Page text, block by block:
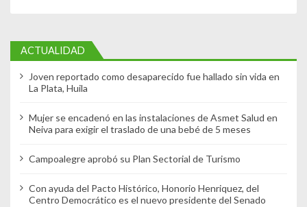
ACTUALIDAD
Joven reportado como desaparecido fue hallado sin vida en
La Plata, Huila
Mujer se encadenó en las instalaciones de Asmet Salud en
Neiva para exigir el traslado de una bebé de 5 meses
Campoalegre aprobó su Plan Sectorial de Turismo
Con ayuda del Pacto Histórico, Honorio Henriquez, del
Centro Democrático es el nuevo presidente del Senado